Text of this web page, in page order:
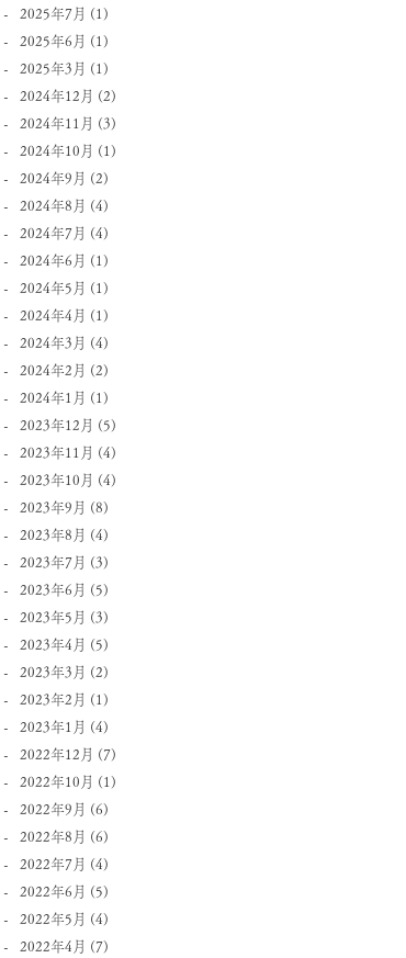
2025年7月 (1)
2025年6月 (1)
2025年3月 (1)
2024年12月 (2)
2024年11月 (3)
2024年10月 (1)
2024年9月 (2)
2024年8月 (4)
2024年7月 (4)
2024年6月 (1)
2024年5月 (1)
2024年4月 (1)
2024年3月 (4)
2024年2月 (2)
2024年1月 (1)
2023年12月 (5)
2023年11月 (4)
2023年10月 (4)
2023年9月 (8)
2023年8月 (4)
2023年7月 (3)
2023年6月 (5)
2023年5月 (3)
2023年4月 (5)
2023年3月 (2)
2023年2月 (1)
2023年1月 (4)
2022年12月 (7)
2022年10月 (1)
2022年9月 (6)
2022年8月 (6)
2022年7月 (4)
2022年6月 (5)
2022年5月 (4)
2022年4月 (7)